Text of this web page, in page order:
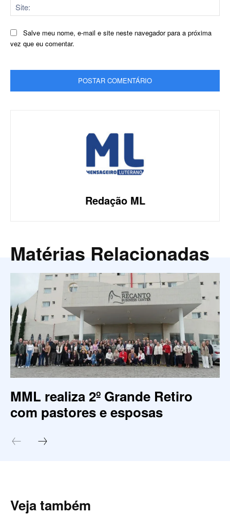
Salve meu nome, e-mail e site neste navegador para a próxima
vez que eu comentar.
Redação ML
Matérias Relacionadas
MML realiza 2º Grande Retiro
com pastores e esposas
Veja também